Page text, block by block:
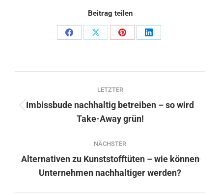
Beitrag teilen
Teilen Teilen Teilen Teilen
Kommentarnavigation
LETZTER
Vorheriger
Beitrag:
Imbissbude nachhaltig betreiben – so wird
Take-Away grün!
NÄCHSTER
Nächster
Beitrag:
Alternativen zu Kunststofftüten – wie können
Unternehmen nachhaltiger werden?